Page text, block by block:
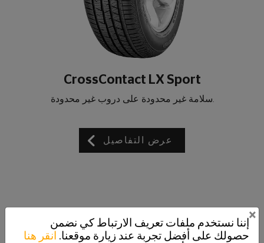
CrossContact LX Sport
.سلامة غير محدودة على دروب غير محدودة
عرض التفاصيل
إننا نستخدم ملفات تعريف الارتباط كي نضمن
حصولك على أفضل تجربة عند زيارة موقعنا. انقر هنا
×